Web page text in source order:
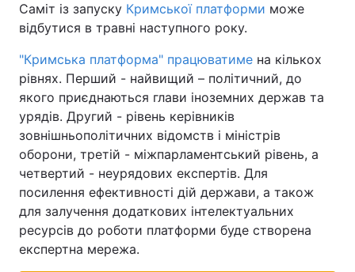
Саміт із запуску Кримської платформи може
відбутися в травні наступного року.
"Кримська платформа" працюватиме на кількох
рівнях. Перший - найвищий – політичний, до
якого приєднаються глави іноземних держав та
урядів. Другий - рівень керівників
зовнішньополітичних відомств і міністрів
оборони, третій - міжпарламентський рівень, а
четвертий - неурядових експертів. Для
посилення ефективності дій держави, а також
для залучення додаткових інтелектуальних
ресурсів до роботи платформи буде створена
експертна мережа.